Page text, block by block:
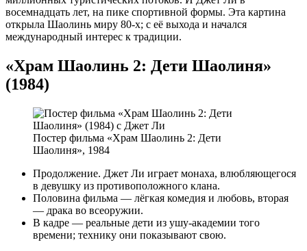
восемнадцать лет, на пике спортивной формы. Эта картина
открыла Шаолинь миру 80-х; с её выхода и начался
международный интерес к традиции.
«Храм Шаолинь 2: Дети Шаолиня»
(1984)
Постер фильма «Храм Шаолинь 2: Дети
Шаолиня», 1984
Продолжение. Джет Ли играет монаха, влюбляющегося
в девушку из противоположного клана.
Половина фильма — лёгкая комедия и любовь, вторая
— драка во всеоружии.
В кадре — реальные дети из ушу-академии того
времени; технику они показывают свою.